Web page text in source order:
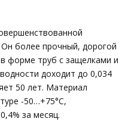
более прочный, дорогой
форме труб с защелками и
доходит до 0,034
50 лет. Материал
-50…+75°С,
за месяц.